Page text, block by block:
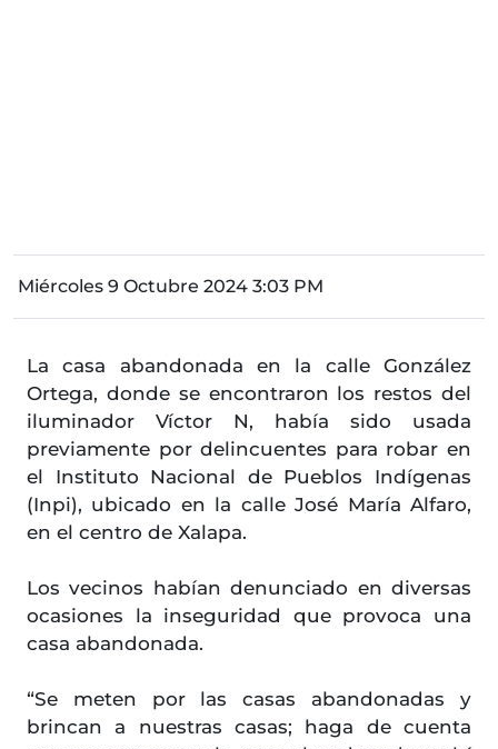
Miércoles 9 Octubre 2024 3:03 PM
La casa abandonada en la calle González
Ortega, donde se encontraron los restos del
iluminador Víctor N, había sido usada
previamente por delincuentes para robar en
el Instituto Nacional de Pueblos Indígenas
(Inpi), ubicado en la calle José María Alfaro,
en el centro de Xalapa.
Los vecinos habían denunciado en diversas
ocasiones la inseguridad que provoca una
casa abandonada.
“Se meten por las casas abandonadas y
brincan a nuestras casas; haga de cuenta